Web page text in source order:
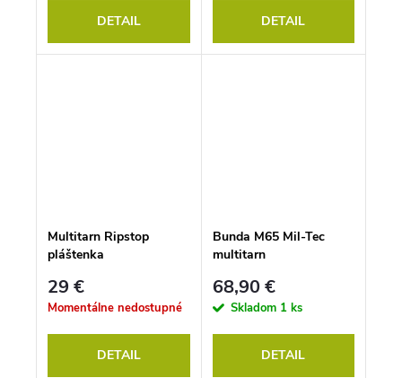
DETAIL DETAIL
Multitarn Ripstop
pláštenka
29 €
Momentálne nedostupné
DETAIL
Bunda M65 Mil-Tec
multitarn
68,90 €
Skladom 1 ks
DETAIL